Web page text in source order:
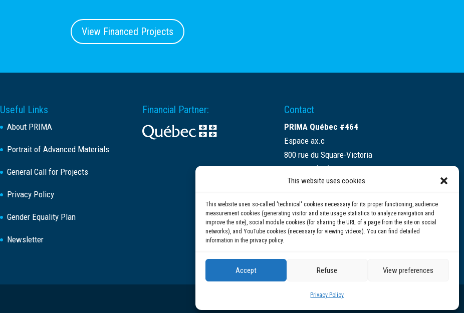
This website uses cookies.
This website uses so-called 'technical' cookies necessary for its proper functioning, audience
measurement cookies (generating visitor and site usage statistics to analyze navigation and
improve the site), social module cookies (for sharing the URL of a page from the site on social
networks), and YouTube cookies (necessary for viewing videos). You can find detailed
information in the privacy policy.
Accept Refuse View preferences
Privacy Policy
View Financed Projects
Useful Links
About PRIMA
Portrait of Advanced Materials
General Call for Projects
Privacy Policy
Gender Equality Plan
Newsletter
Financial Partner: Contact
PRIMA Québec #464
Espace ax.c
800 rue du Square-Victoria
Montréal (QC) H3C 0B4
info@prima.ca